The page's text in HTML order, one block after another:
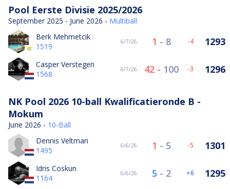
Pool Eerste Divisie 2025/2026
September 2025 - June 2026 - Multiball
Berk Mehmetcik
1519
6/7/26 1 - 8 -4 1293
Casper Verstegen
1568
6/7/26 42 - 100 -3 1296
NK Pool 2026 10-ball Kwalificatieronde B -
Mokum
June 2026 - 10-Ball
Dennis Veltman
1495
6/6/26 1 - 5 -5 1301
Idris Coskun
1164
6/6/26 5 - 2 6 1295